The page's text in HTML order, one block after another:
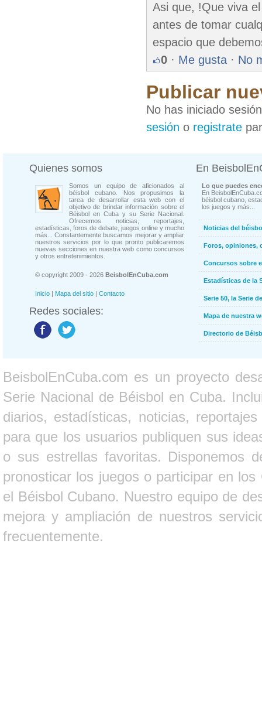
Asi que, !Que viva
antes de tomar
espacio que
0 · Me gusta · No
Publicar
No has iniciado
sesión o registrate
Quienes somos
Somos un equipo de aficionados al
béisbol cubano. Nos propusimos la
tarea de desarrollar esta web con el
objetivo de brindar información sobre el
Béisbol en Cuba y su Serie Nacional.
Ofrecemos noticias, reportajes,
estadísticas, foros de debate, juegos online y mucho
más... Constantemente buscamos mejorar y ampliar
nuestros servicios por lo que pronto publicaremos
nuevas secciones en nuestra web como concursos
y otros entretenimientos.
© copyright 2009 - 2026 BeisbolEnCuba.com
Inicio | Mapa del sitio | Contacto
Redes sociales:
En
Lo que puedes
En
béisbol cubano,
los juegos y más...
Noticias del
Foros, opiniones,
Concursos sobre
Estadísticas de la
Serie 50, la Serie
Mapa de nuestra
Directorio de
BeisbolEnCuba.com es un proyecto
Serie Nacional de Béisbol en Cuba.
diarios, estadísticas, noticias,
para que los usuarios publiquen sus
o sus estrellas favoritas. Disponemos
pronosticar los juegos o participar en
el Béisbol Cubano. Nuestro equipo de
mejora y ampliación de nuestros
frecuentemente.